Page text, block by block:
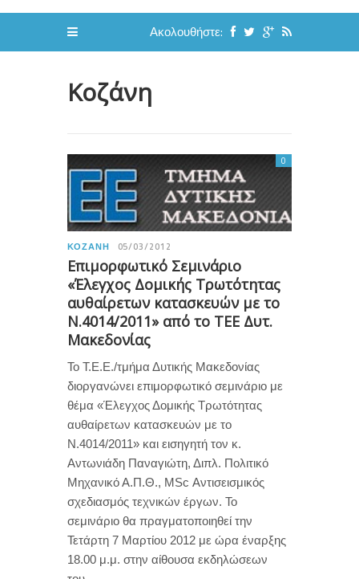
Ακολουθήστε:
Κοζάνη
ΚΟΖΆΝΗ 05/03/2012
Επιμορφωτικό Σεμινάριο
«Έλεγχος Δομικής Τρωτότητας
αυθαίρετων κατασκευών με το
Ν.4014/2011» από το ΤΕΕ Δυτ.
Μακεδονίας
0
Το Τ.Ε.Ε./τμήμα Δυτικής Μακεδονίας
διοργανώνει επιμορφωτικό σεμινάριο με
θέμα «Έλεγχος Δομικής Τρωτότητας
αυθαίρετων κατασκευών με το
Ν.4014/2011» και εισηγητή τον κ.
Αντωνιάδη Παναγιώτη, Διπλ. Πολιτικό
Μηχανικό Α.Π.Θ., MSc Αντισεισμικός
σχεδιασμός τεχνικών έργων. Το
σεμινάριο θα πραγματοποιηθεί την
Τετάρτη 7 Μαρτίου 2012 με ώρα έναρξης
18.00 μ.μ. στην αίθουσα εκδηλώσεων